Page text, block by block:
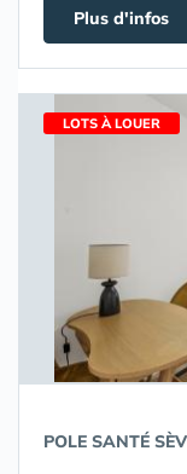
Plus d'infos
LOTS À LOUER
POLE SANTÉ